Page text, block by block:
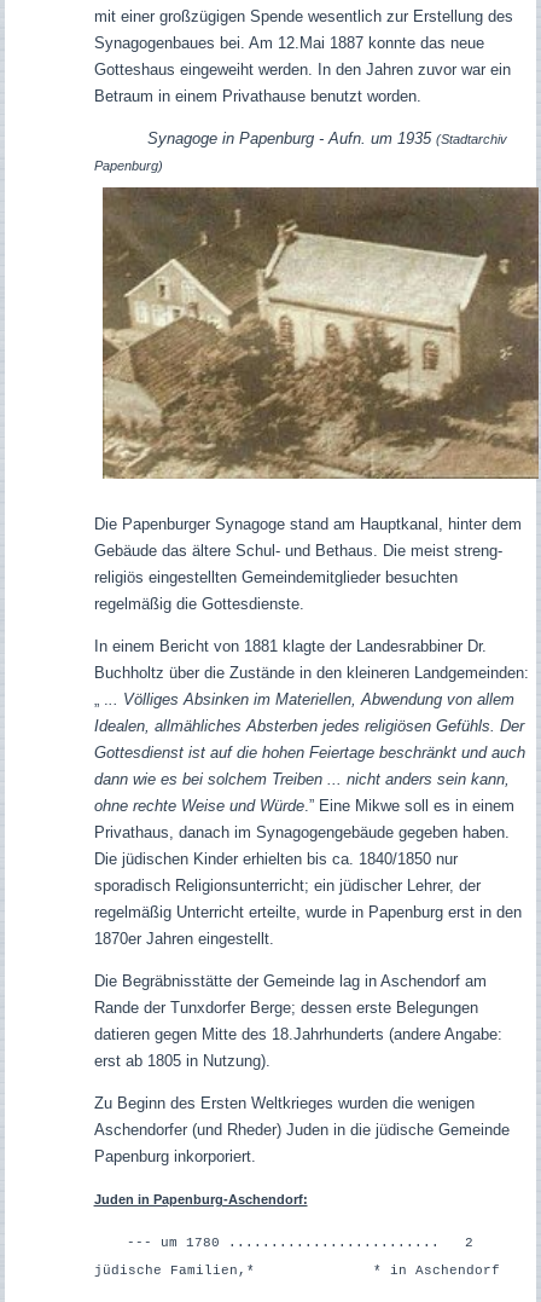
mit einer großzügigen Spende wesentlich zur Erstellung des
Synagogenbaues bei. Am 12.Mai 1887 konnte das neue
Gotteshaus eingeweiht werden. In den Jahren zuvor war ein
Betraum in einem Privathause benutzt worden.
Synagoge in Papenburg - Aufn. um 1935 (Stadtarchiv
Papenburg)
Die Papenburger Synagoge stand am Hauptkanal, hinter dem
Gebäude das ältere Schul- und Bethaus. Die meist streng-
religiös eingestellten Gemeindemitglieder besuchten
regelmäßig die Gottesdienste.
In einem Bericht von 1881 klagte der Landesrabbiner Dr.
Buchholtz über die Zustände in den kleineren Landgemeinden:
„ ... Völliges Absinken im Materiellen, Abwendung von allem
Idealen, allmähliches Absterben jedes religiösen Gefühls. Der
Gottesdienst ist auf die hohen Feiertage beschränkt und auch
dann wie es bei solchem Treiben ... nicht anders sein kann,
ohne rechte Weise und Würde.” Eine Mikwe soll es in einem
Privathaus, danach im Synagogengebäude gegeben haben.
Die jüdischen Kinder erhielten bis ca. 1840/1850 nur
sporadisch Religionsunterricht; ein jüdischer Lehrer, der
regelmäßig Unterricht erteilte, wurde in Papenburg erst in den
1870er Jahren eingestellt.
Die Begräbnisstätte der Gemeinde lag in Aschendorf am
Rande der Tunxdorfer Berge; dessen erste Belegungen
datieren gegen Mitte des 18.Jahrhunderts (andere Angabe:
erst ab 1805 in Nutzung).
Zu Beginn des Ersten Weltkrieges wurden die wenigen
Aschendorfer (und Rheder) Juden in die jüdische Gemeinde
Papenburg inkorporiert.
Juden in Papenburg-Aschendorf:
--- um 1780 ......................... 2
jüdische Familien,*
* in Aschendorf